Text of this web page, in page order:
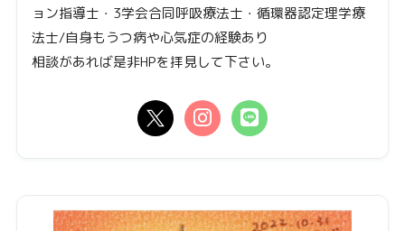
ョン指導士・3学会合同呼吸療法士・循環器認定理学療
法士/自身もうつ病や心気症の経験あり
相談があれば是非HPを拝見して下さい。